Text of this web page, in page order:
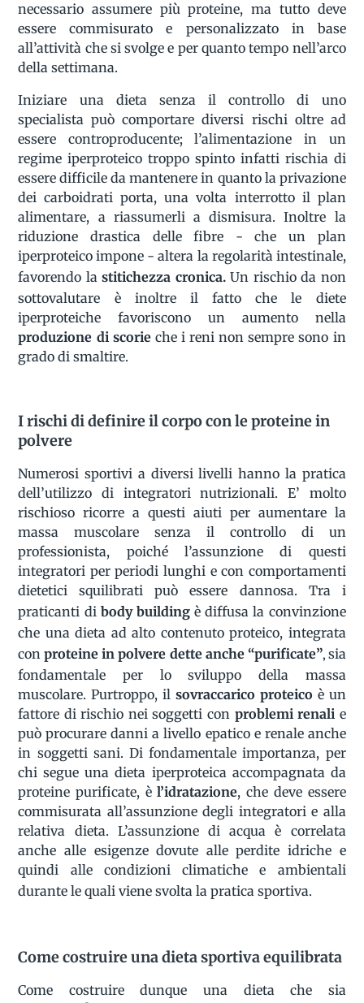
necessario assumere più proteine, ma tutto deve
essere commisurato e personalizzato in base
all’attività che si svolge e per quanto tempo nell’arco
della settimana.
Iniziare una dieta senza il controllo di uno
specialista può comportare diversi rischi oltre ad
essere controproducente; l’alimentazione in un
regime iperproteico troppo spinto infatti rischia di
essere difficile da mantenere in quanto la privazione
dei carboidrati porta, una volta interrotto il plan
alimentare, a riassumerli a dismisura. Inoltre la
riduzione drastica delle fibre - che un plan
iperproteico impone - altera la regolarità intestinale,
favorendo lastitichezza cronica. Un rischio da non
sottovalutare è inoltre il fatto che le diete
iperproteiche favoriscono un aumento nella
produzione di scorie che i reni non sempre sono in
grado di smaltire.
I rischi di definire il corpo con le proteine in
polvere
Numerosi sportivi a diversi livelli hanno la pratica
dell’utilizzo di integratori nutrizionali. E’ molto
rischioso ricorre a questi aiuti per aumentare la
massa muscolare senza il controllo di un
professionista, poiché l’assunzione di questi
integratori per periodi lunghi e con comportamenti
dietetici squilibrati può essere dannosa. Tra i
praticanti di body building è diffusa la convinzione
che una dieta ad alto contenuto proteico, integrata
conproteine in polvere dette anche “purificate”, sia
fondamentale per lo sviluppo della massa
muscolare. Purtroppo, il sovraccarico proteico è un
fattore di rischio nei soggetti con problemi renali e
può procurare danni a livello epatico e renale anche
in soggetti sani. Di fondamentale importanza, per
chi segue una dieta iperproteica accompagnata da
proteine purificate, èl’idratazione, che deve essere
commisurata all’assunzione degli integratori e alla
relativa dieta. L’assunzione di acqua è correlata
anche alle esigenze dovute alle perdite idriche e
quindi alle condizioni climatiche e ambientali
durante le quali viene svolta la pratica sportiva.
Come costruire una dieta sportiva equilibrata
Come costruire dunque una dieta che sia